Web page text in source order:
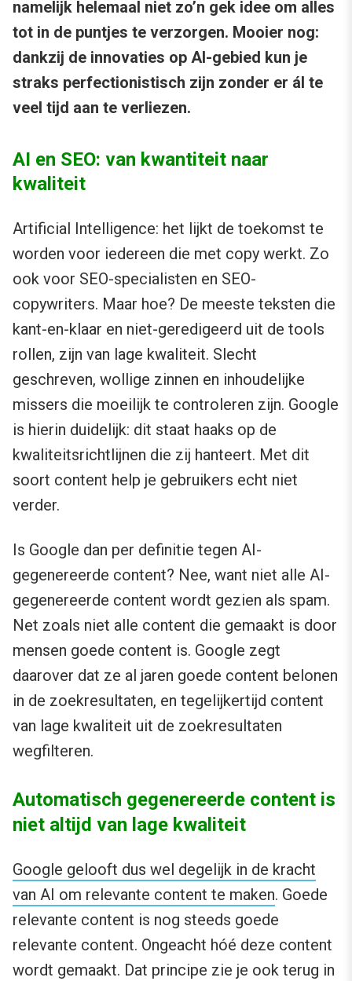
namelijk helemaal niet zo’n gek idee om alles
tot in de puntjes te verzorgen. Mooier nog:
dankzij de innovaties op AI-gebied kun je
straks perfectionistisch zijn zonder er ál te
veel tijd aan te verliezen.
AI en SEO: van kwantiteit naar
kwaliteit
Artificial Intelligence: het lijkt de toekomst te
worden voor iedereen die met copy werkt. Zo
ook voor SEO-specialisten en SEO-
copywriters. Maar hoe? De meeste teksten die
kant-en-klaar en niet-geredigeerd uit de tools
rollen, zijn van lage kwaliteit. Slecht
geschreven, wollige zinnen en inhoudelijke
missers die moeilijk te controleren zijn. Google
is hierin duidelijk: dit staat haaks op de
kwaliteitsrichtlijnen die zij hanteert. Met dit
soort content help je gebruikers echt niet
verder.
Is Google dan per definitie tegen AI-
gegenereerde content? Nee, want niet alle AI-
gegenereerde content wordt gezien als spam.
Net zoals niet alle content die gemaakt is door
mensen goede content is. Google zegt
daarover dat ze al jaren goede content belonen
in de zoekresultaten, en tegelijkertijd content
van lage kwaliteit uit de zoekresultaten
wegfilteren.
Automatisch gegenereerde content is
niet altijd van lage kwaliteit
Google gelooft dus wel degelijk in de kracht
van AI om relevante content te maken. Goede
relevante content is nog steeds goede
relevante content. Ongeacht hóé deze content
wordt gemaakt. Dat principe zie je ook terug in